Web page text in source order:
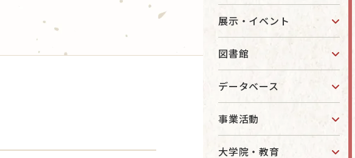
展示・イベント
図書館
データベース
事業活動
大学院・教育
学術フロンティア促進事業
アクセス
目的別ナビ
研究について知りたい
図書館を利用したい